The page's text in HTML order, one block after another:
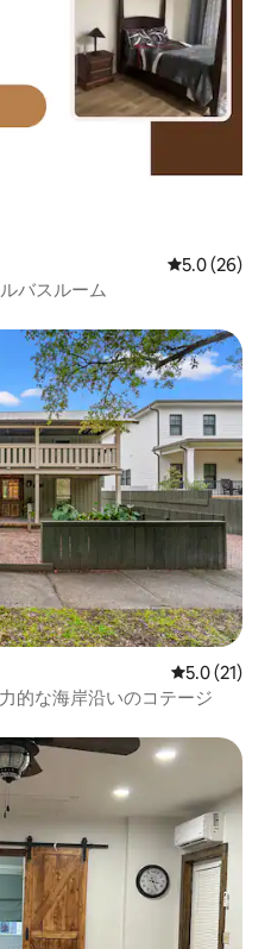
レビュー26
5.0 (26)
バスルーム
レビュー21
5.0 (21)
的な海岸沿いのコテージ